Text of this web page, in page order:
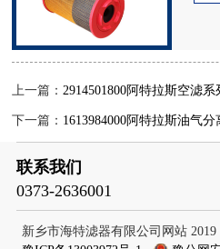
上一篇：2914501800阿特拉斯空滤系
下一篇： 1613984000阿特拉斯油气分
联系我们
0373-2636001
新乡市海特滤器有限公司网站 2019